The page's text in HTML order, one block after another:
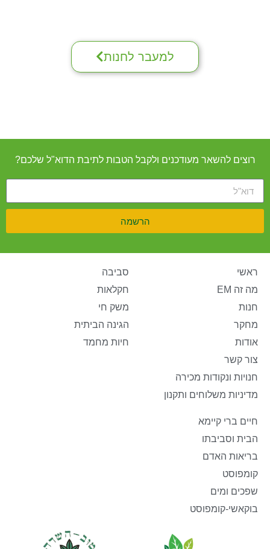
למעבר לחנות
רוצים להשאר מעודכנים ולקבל הטבות לתיבת הדוא"ל שלכם?
הרשמה
ראשי
מה זה EM
חנות
מחקר
אודות
צור קשר
חנויות ונקודות מכירה
מדיניות משלוחים ותקנון
סביבה
חקלאות
משק חי
הגינה הביתית
חיות מחמד
חיים ברי קיימא
הבית וסביבתו
בריאות האדם
קומפוסט
שפכים ומים
בוקאשי-קומפוסט